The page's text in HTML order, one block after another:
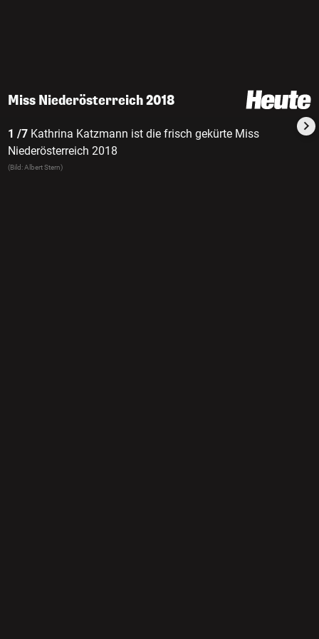
Miss Niederösterreich 2018
1 /7 Kathrina Katzmann ist die frisch gekürte Miss
Niederösterreich 2018
(Bild: Albert Stern)